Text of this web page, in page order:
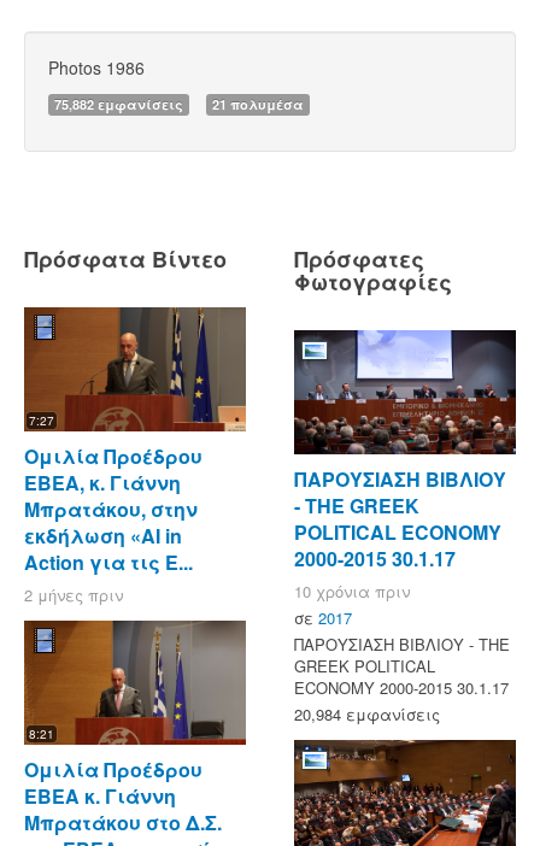
Photos 1986
75,882 εμφανίσεις 21 πολυμέσα
Πρόσφατα Βίντεο
7:27
Ομιλία Προέδρου
ΕΒΕΑ, κ. Γιάννη
Μπρατάκου, στην
εκδήλωση «AI in
Action για τις Ε...
2 μήνες πριν
8:21
Ομιλία Προέδρου
ΕΒΕΑ κ. Γιάννη
Μπρατάκου στο Δ.Σ.
Πρόσφατες
Φωτογραφίες
ΠΑΡΟΥΣΙΑΣΗ ΒΙΒΛΙΟΥ
- ΤΗΕ GREEK
POLITICAL ECONOMY
2000-2015 30.1.17
10 χρόνια πριν
σε 2017
ΠΑΡΟΥΣΙΑΣΗ ΒΙΒΛΙΟΥ - ΤΗΕ
GREEK POLITICAL
ECONOMY 2000-2015 30.1.17
20,984 εμφανίσεις